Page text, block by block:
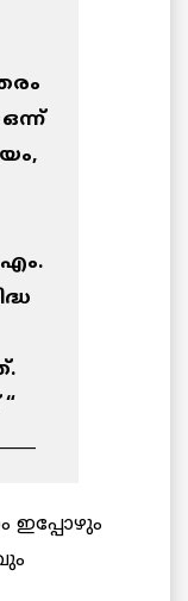
എം.
ഇപ്പോഴും